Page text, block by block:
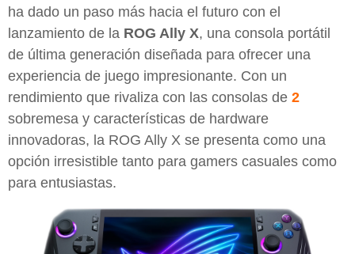
ha dado un paso más hacia el futuro con el
lanzamiento de la ROG Ally X, una consola portátil
de última generación diseñada para ofrecer una
experiencia de juego impresionante. Con un
rendimiento que rivaliza con las consolas de 2
sobremesa y características de hardware
innovadoras, la ROG Ally X se presenta como una
opción irresistible tanto para gamers casuales como
para entusiastas.